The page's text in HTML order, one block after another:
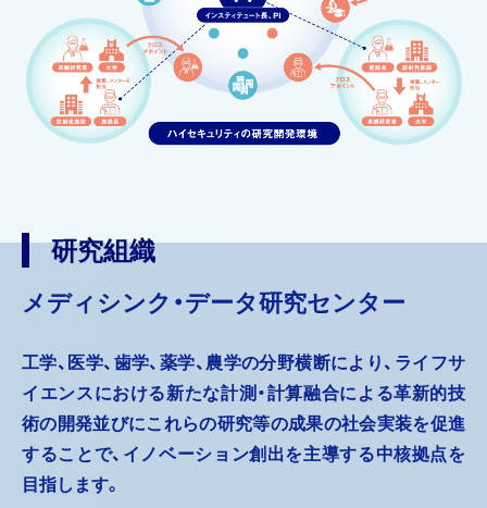
研究組織
メディシンク・データ研究センター
工学、医学、歯学、薬学、農学の分野横断により、ライフサ
イエンスにおける新たな計測・計算融合による革新的技
術の開発並びにこれらの研究等の成果の社会実装を促進
することで、イノベーション創出を主導する中核拠点を
目指します。